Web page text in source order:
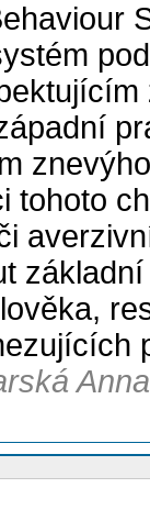
tohoto